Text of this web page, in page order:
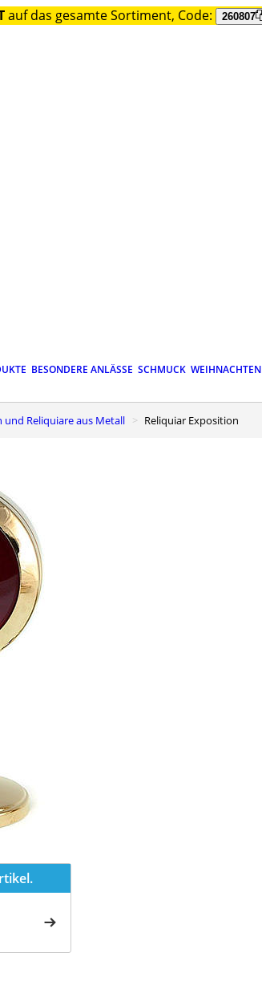
auf das gesamte Sortiment, Code: 260807
BESONDERE ANLÄSSE SCHMUCK WEIHNACHTEN
und Reliquiare aus Metall Reliquiar Exposition